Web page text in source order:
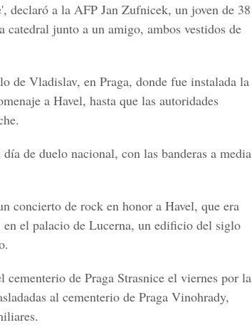
declaró a la AFP Jan Zufnicek, un joven de 38
catedral junto a un amigo, ambos vestidos de
de Vladislav, en Praga, donde fue instalada la
a Havel, hasta que las autoridades
de duelo nacional, con las banderas a media
concierto de rock en honor a Havel, que era
en el palacio de Lucerna, un edificio del siglo
de Praga Strasnice el viernes por la
al cementerio de Praga Vinohrady,